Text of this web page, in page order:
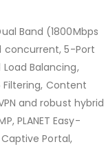
Band (1800Mbps
concurrent, 5-Port
Load Balancing,
Filtering, Content
and robust hybrid
PLANET Easy-
Captive Portal,